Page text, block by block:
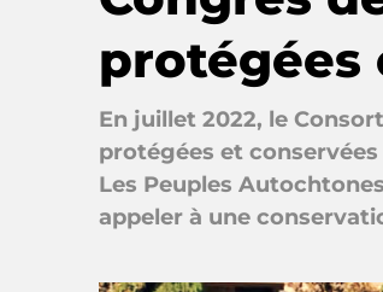
protégées
En juillet 2022, le
protégées et conservées
Les Peuples
appeler à une